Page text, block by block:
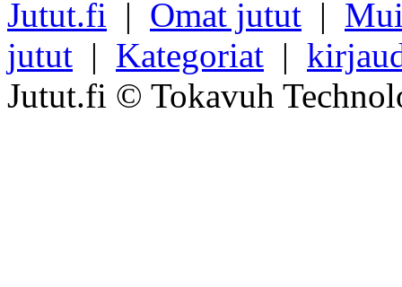
Jutut.fi | Omat jutut |
jutut | Kategoriat |
Jutut.fi © Tokavuh